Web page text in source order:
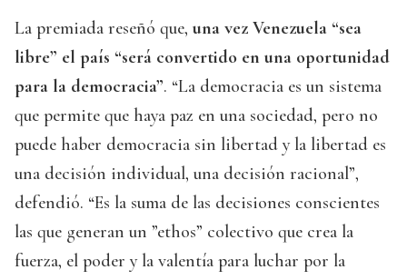
La premiada reseñó que, una vez Venezuela “sea
libre” el país “será convertido en una oportunidad
para la democracia”. “La democracia es un sistema
que permite que haya paz en una sociedad, pero no
puede haber democracia sin libertad y la libertad es
una decisión individual, una decisión racional”,
defendió. “Es la suma de las decisiones conscientes
las que generan un ”ethos” colectivo que crea la
fuerza, el poder y la valentía para luchar por la